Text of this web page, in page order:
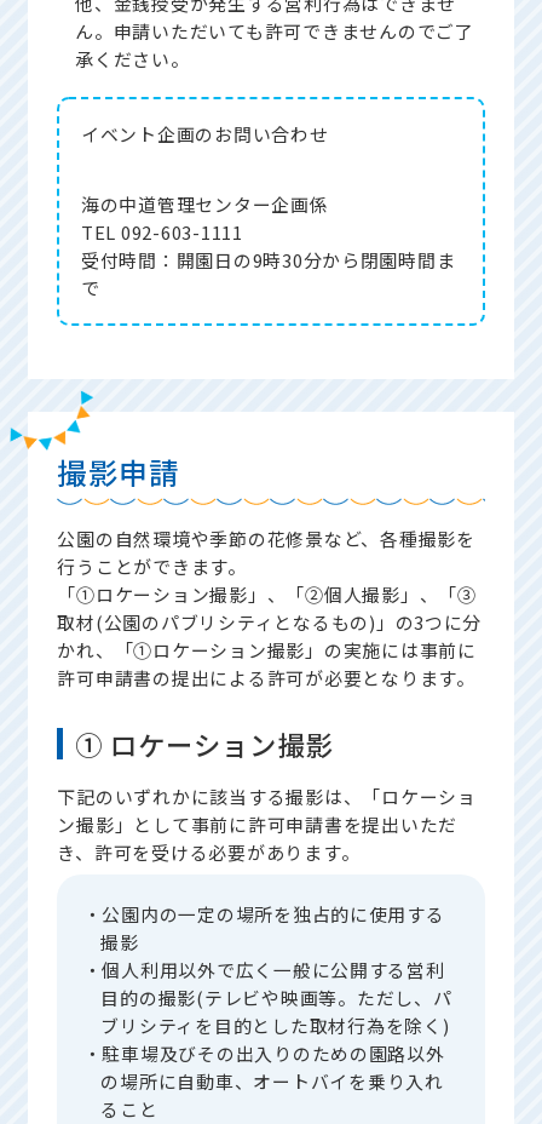
ん。申請いただいても許可できませんのでご了
承ください。
イベント企画の お問い合わせ
海の中道管理センター企画係
TEL 092-603-1111
受付時間：開園日の9時30分から閉園時間ま
で
撮影申請
公園の自然環境や季節の花修景など、各種撮影を
行うことができます。
「①ロケーション撮影」、「②個人撮影」、「③
取材(公園のパブリシティとなるもの)」の3つに分
かれ、「①ロケーション撮影」の実施には事前に
許可申請書の提出による許可が必要となります。
① ロケーション撮影
下記のいずれかに該当する撮影は、「ロケーショ
ン撮影」として事前に許可申請書を提出いただ
き、許可を受ける必要があります。
・公園内の一定の場所を独占的に使用する
撮影
・個人利用以外で広く一般に公開する営利
目的の撮影(テレビや映画等。ただし、パ
ブリシティを目的とした取材行為を除く)
・駐車場及びその出入りのための園路以外
の場所に自動車、オートバイを乗り入れ
ること